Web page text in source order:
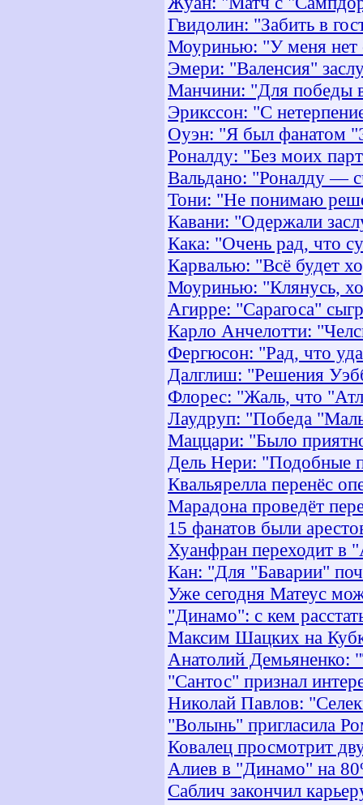
Гвидолин: "Забить в
Моуринью: "У меня нет
Эмери: "Валенсия"
Манчини: "Для победы
Эрикссон: "С
Оуэн: "Я был фанатом
Роналду: "Без моих
Вальдано: "Роналду —
Тони: "Не понимаю
Кавани: "Одержали
Кака: "Очень рад, что
Карвалью: "Всё будет
Моуринью: "Клянусь,
Агирре: "Сарагоса"
Карло Анчелотти:
Фергюсон: "Рад, что
Далглиш: "Решения
Флорес: "Жаль, что
Лаудруп: "Победа
Маццари: "Было
Дель Нери: "Подобные
Квальярелла перенёс
Марадона проведёт
15 фанатов были
Хуанфран переходит в
Кан: "Для "Баварии"
Уже сегодня Матеус
"Динамо": с кем
Максим Шацких на
Анатолий Демьяненко:
"Сантос" признал
Николай Павлов:
"Волынь" пригласила
Ковалец просмотрит
Алиев в "Динамо" на
Саблич закончил